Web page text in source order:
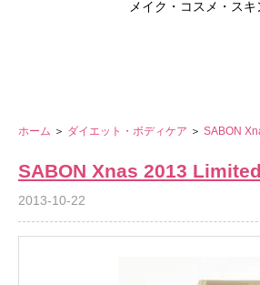
メイク・コスメ・ス
ホーム ＞ ダイエット・ボディケア ＞ SABON
SABON Xnas 2013
2013-10-22